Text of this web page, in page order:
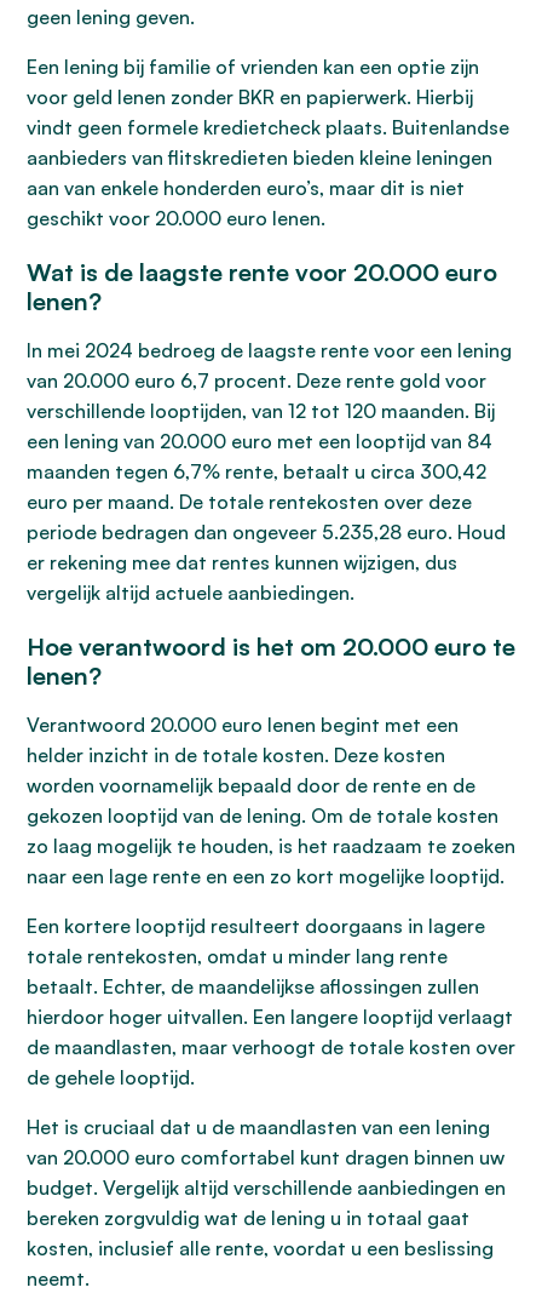
geen lening geven.
Een lening bij familie of vrienden kan een optie zijn
voor geld lenen zonder BKR en papierwerk. Hierbij
vindt geen formele kredietcheck plaats. Buitenlandse
aanbieders van flitskredieten bieden kleine leningen
aan van enkele honderden euro’s, maar dit is niet
geschikt voor 20.000 euro lenen.
Wat is de laagste rente voor 20.000 euro
lenen?
In mei 2024 bedroeg de laagste rente voor een lening
van 20.000 euro 6,7 procent. Deze rente gold voor
verschillende looptijden, van 12 tot 120 maanden. Bij
een lening van 20.000 euro met een looptijd van 84
maanden tegen 6,7% rente, betaalt u circa 300,42
euro per maand. De totale rentekosten over deze
periode bedragen dan ongeveer 5.235,28 euro. Houd
er rekening mee dat rentes kunnen wijzigen, dus
vergelijk altijd actuele aanbiedingen.
Hoe verantwoord is het om 20.000 euro te
lenen?
Verantwoord 20.000 euro lenen begint met een
helder inzicht in de totale kosten. Deze kosten
worden voornamelijk bepaald door de rente en de
gekozen looptijd van de lening. Om de totale kosten
zo laag mogelijk te houden, is het raadzaam te zoeken
naar een lage rente en een zo kort mogelijke looptijd.
Een kortere looptijd resulteert doorgaans in lagere
totale rentekosten, omdat u minder lang rente
betaalt. Echter, de maandelijkse aflossingen zullen
hierdoor hoger uitvallen. Een langere looptijd verlaagt
de maandlasten, maar verhoogt de totale kosten over
de gehele looptijd.
Het is cruciaal dat u de maandlasten van een lening
van 20.000 euro comfortabel kunt dragen binnen uw
budget. Vergelijk altijd verschillende aanbiedingen en
bereken zorgvuldig wat de lening u in totaal gaat
kosten, inclusief alle rente, voordat u een beslissing
neemt.